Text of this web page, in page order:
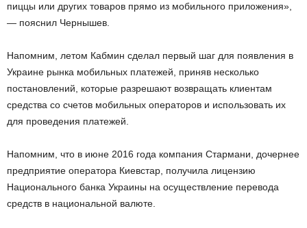
пиццы или других товаров прямо из мобильного приложения»,
— пояснил Чернышев.
Напомним, летом Кабмин сделал первый шаг для появления в
Украине рынка мобильных платежей, приняв несколько
постановлений, которые разрешают возвращать клиентам
средства со счетов мобильных операторов и использовать их
для проведения платежей.
Напомним, что в июне 2016 года компания Стармани, дочернее
предприятие оператора Киевстар, получила лицензию
Национального банка Украины на осуществление перевода
средств в национальной валюте.